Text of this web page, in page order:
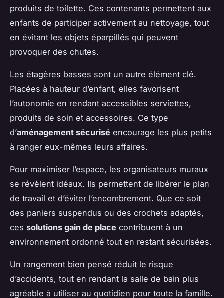
produits de toilette. Ces contenants permettent aux
enfants de participer activement au nettoyage, tout
en évitant les objets éparpillés qui peuvent
provoquer des chutes.
Les étagères basses sont un autre élément clé.
Placées à hauteur d’enfant, elles favorisent
l’autonomie en rendant accessibles serviettes,
produits de soin et accessoires. Ce type
d’aménagement sécurisé encourage les plus petits
à ranger eux-mêmes leurs affaires.
Pour maximiser l’espace, les organisateurs muraux
se révèlent idéaux. Ils permettent de libérer le plan
de travail et d’éviter l’encombrement. Que ce soit
des paniers suspendus ou des crochets adaptés,
ces solutions gain de place contribuent à un
environnement ordonné tout en restant sécurisées.
Un rangement bien pensé réduit le risque
d’accidents, tout en rendant la salle de bain plus
agréable à utiliser au quotidien pour toute la famille.